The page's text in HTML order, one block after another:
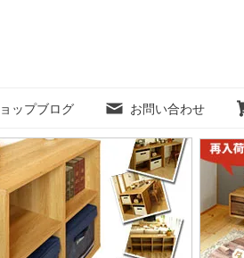
ップブログ お問い合わせ